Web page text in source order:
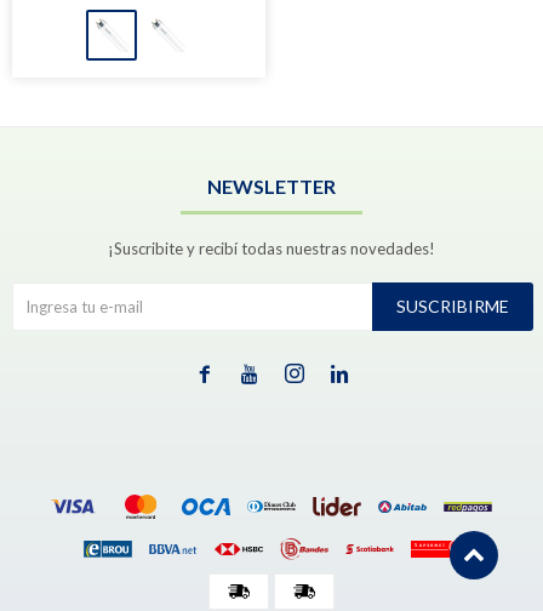
NEWSLETTER
¡Suscribite y recibí todas nuestras novedades!
SUSCRIBIRME
   